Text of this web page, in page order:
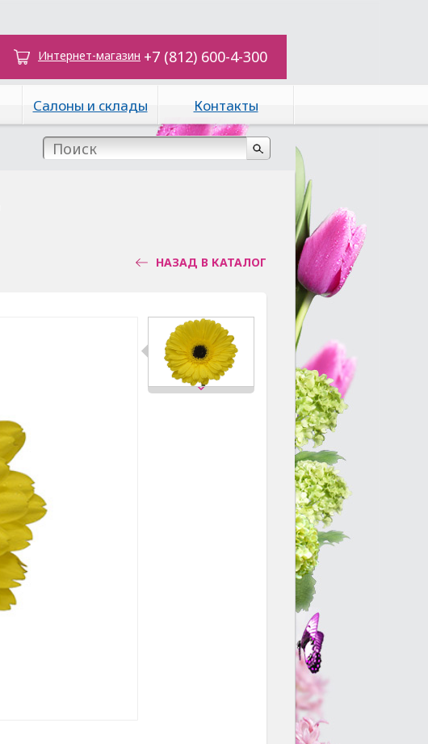
Интернет-магазин +7 (812) 600-4-300
Салоны и склады Контакты
НАЗАД В КАТАЛОГ